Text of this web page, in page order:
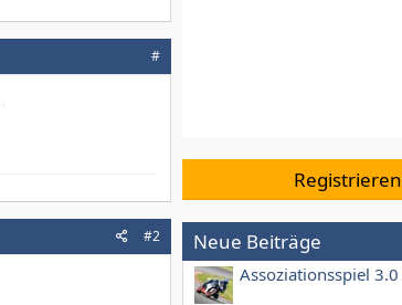
#
#2
Registrieren
Neue Beiträge
Assoziationsspiel 3.0